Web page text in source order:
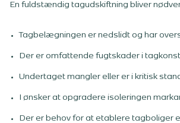
En fuldstændig tagudskiftning bliver
Tagbelægningen er nedslidt og har
Der er omfattende fugtskader i
Undertaget mangler eller er i kritisk
I ønsker at opgradere isoleringen
Der er behov for at etablere tagboliger